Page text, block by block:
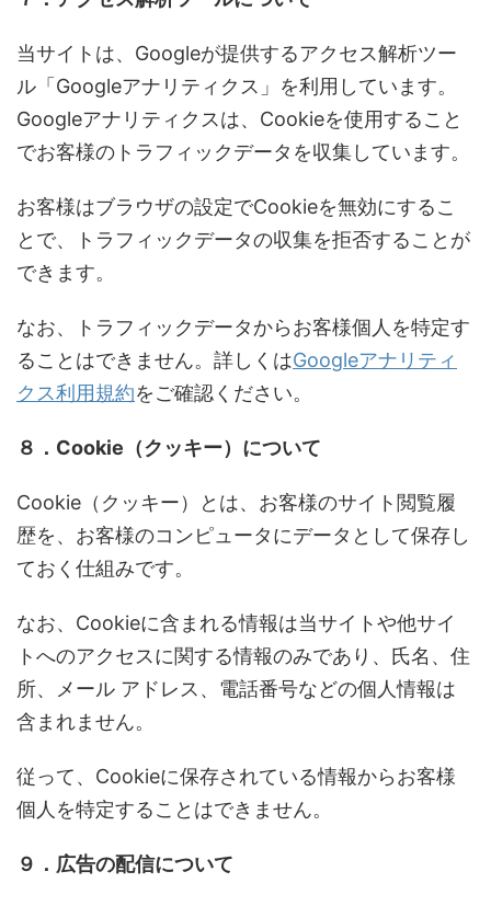
当サイトは、Googleが提供するアクセス解析ツー
ル「Googleアナリティクス」を利用しています。
Googleアナリティクスは、Cookieを使用すること
でお客様のトラフィックデータを収集しています。
お客様はブラウザの設定でCookieを無効にするこ
とで、トラフィックデータの収集を拒否することが
できます。
なお、トラフィックデータからお客様個人を特定す
ることはできません。詳しくはGoogleアナリティ
クス利用規約をご確認ください。
８．Cookie（クッキー）について
Cookie（クッキー）とは、お客様のサイト閲覧履
歴を、お客様のコンピュータにデータとして保存し
ておく仕組みです。
なお、Cookieに含まれる情報は当サイトや他サイ
トへのアクセスに関する情報のみであり、氏名、住
所、メール アドレス、電話番号などの個人情報は
含まれません。
従って、Cookieに保存されている情報からお客様
個人を特定することはできません。
９．広告の配信について